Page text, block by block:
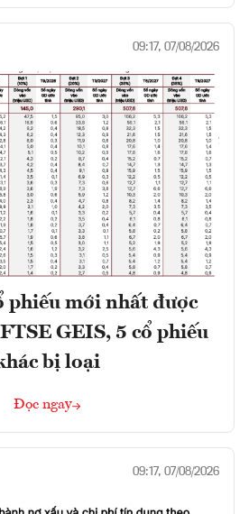
09:17, 07/08/2026
phiếu mới nhất được
GEIS, 5 cổ phiếu
bị loại
Đọc ngay
09:17, 07/08/2026